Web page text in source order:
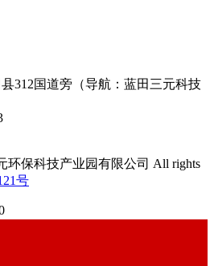
312国道旁（导航：蓝田三元科技
环保科技产业园有限公司 All rights
号